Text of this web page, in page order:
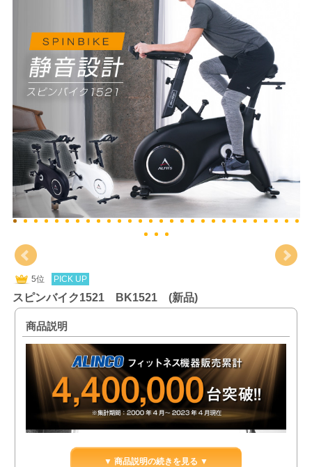
5位 PICK UP
スピンバイク1521 BK1521 (新品)
商品説明
▼ 商品説明の続きを見る ▼